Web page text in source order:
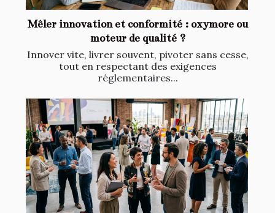
Mêler innovation et conformité : oxymore ou
moteur de qualité ?
Innover vite, livrer souvent, pivoter sans cesse,
tout en respectant des exigences
réglementaires...